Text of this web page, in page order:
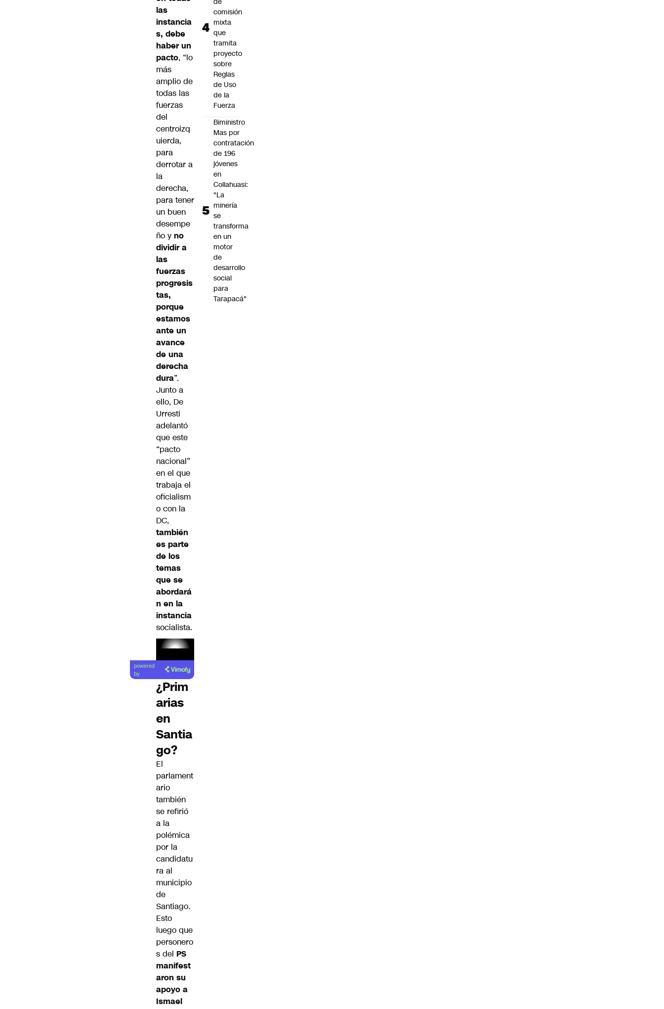
las
instancia
s, debe
haber un
pacto, “lo
más
amplio de
todas las
fuerzas
del
centroizq
uierda,
para
derrotar a
la
derecha,
para tener
un buen
desempe
ño y no
dividir a
las
fuerzas
progresis
tas,
porque
estamos
ante un
avance
de una
derecha
dura”.
Junto a
ello, De
Urresti
adelantó
que este
“pacto
nacional”
en el que
trabaja el
oficialism
o con la
DC,
también
es parte
de los
temas
que se
abordará
n en la
instancia
socialista.
powered
by
¿Prim
arias
en
Santia
go?
El
parlament
ario
también
se refirió
a la
polémica
por la
candidatu
ra al
municipio
de
Santiago.
Esto
luego que
personero
s del PS
manifest
aron su
apoyo a
Ismael
comisión
mixta
que
tramita
proyecto
sobre
Reglas
de Uso
de la
Fuerza
Biministro
Mas por
contratación
de 196
jóvenes
en
Collahuasi:
"La
minería
se
transforma
en un
motor
de
desarrollo
social
para
Tarapacá"